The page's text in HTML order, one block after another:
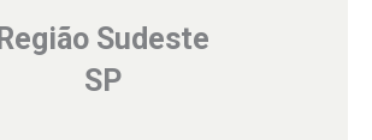
Região Sudeste
SP